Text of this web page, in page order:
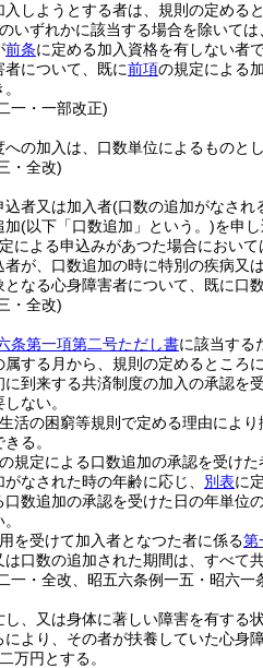
しようとする者は、規則の定める
のいずれかに該当する場合を除いて
前条に定める加入資格を有しない者
について、既に前項の規定による
一・一部改正)
への加入は、口数単位によるものと
・全改)
込者又は加入者(口数の追加がなされ
加(以下「口数追加」という。)を申し
による申込みがあつた場合において
者が、口数追加の時に特別の疾病又
なる心身障害者について、既に口
・全改)
条第一項第二号ただし書に該当する
属する月から、規則の定めるところ
に到来する共済制度の加入の承認を
ない。
活の困窮等規則で定める理由によ
る。
の規定による口数追加の承認を受けた
なされた時の年齢に応じ、 別表に
口数追加の承認を受けた日の年単
を受けて加入者となつた者に係る第
口数の追加された期間は、すべて
一・全改、昭五六条例一五・昭六
し、又は身体に著しい障害を有する
より、その者が扶養していた心身
万円とする。